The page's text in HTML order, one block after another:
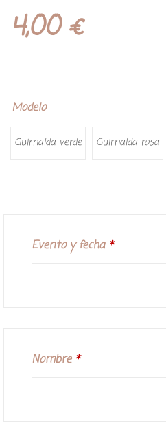
4,00€
Modelo
Guirnalda verde Guirnalda rosa
Evento y fecha *
Nombre *